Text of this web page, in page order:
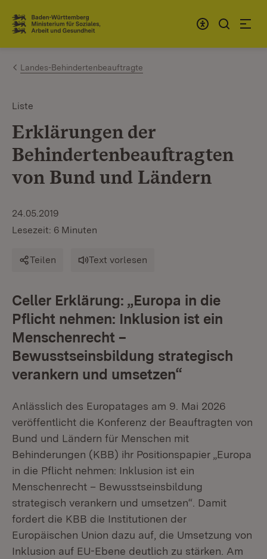
Zum Inhalt springen
Link zur Startseite
Landes-Behindertenbeauftragte
Liste
Erklärungen der
Behindertenbeauftragten
von Bund und Ländern
24.05.2019
Lesezeit: 6 Minuten
Teilen Text vorlesen
Celler Erklärung: „Europa in die
Pflicht nehmen: Inklusion ist ein
Menschenrecht –
Bewusstseinsbildung strategisch
verankern und umsetzen“
Anlässlich des Europatages am 9. Mai 2026
veröffentlicht die Konferenz der Beauftragten von
Bund und Ländern für Menschen mit
Behinderungen (KBB) ihr Positionspapier „Europa
in die Pflicht nehmen: Inklusion ist ein
Menschenrecht – Bewusstseinsbildung
strategisch verankern und umsetzen“. Damit
fordert die KBB die Institutionen der
Europäischen Union dazu auf, die Umsetzung von
Inklusion auf EU-Ebene deutlich zu stärken. Am